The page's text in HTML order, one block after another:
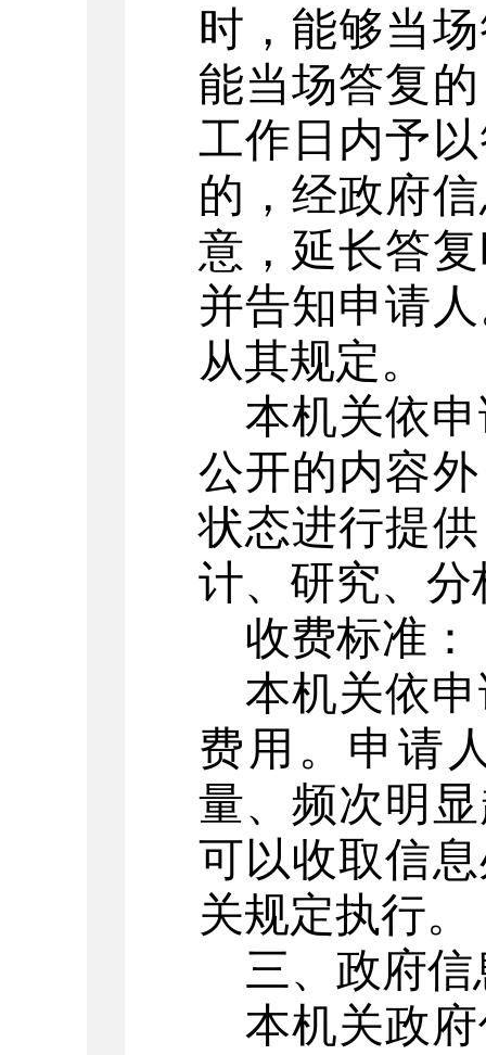
时，能够当
能当场答复
工作日内予
的，经政府
意，延长答
并告知申请
从其规定。
本机关依
公开的内容
状态进行提
计、研究、
收费标准：
本机关依
费用。申请
量、频次明
可以收取信
关规定执行。
三、政府
本机关政